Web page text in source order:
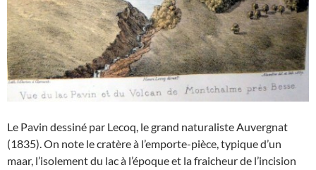
Le Pavin dessiné par Lecoq, le grand naturaliste Auvergnat
(1835). On note le cratère à l’emporte-pièce, typique d’un
maar, l’isolement du lac à l’époque et la fraicheur de l’incision